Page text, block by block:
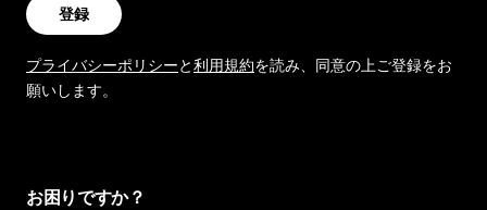
登録
プライバシーポリシーと利用規約を読み、同意の上ご登録をお
願いします。
お困りですか？